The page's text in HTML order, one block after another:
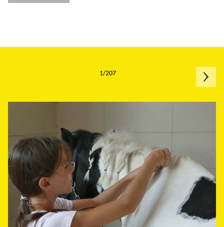
1/207